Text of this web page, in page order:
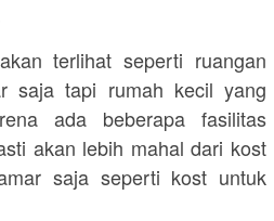
terlihat seperti ruangan
saja tapi rumah kecil yang
ada beberapa fasilitas
akan lebih mahal dari kost
saja seperti kost untuk